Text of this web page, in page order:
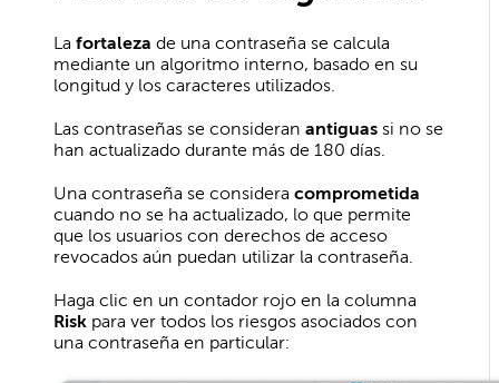
La fortaleza de una contraseña se calcula
mediante un algoritmo interno, basado en su
longitud y los caracteres utilizados.
Las contraseñas se consideran antiguas si no se
han actualizado durante más de 180 días.
Una contraseña se considera comprometida
cuando no se ha actualizado, lo que permite
que los usuarios con derechos de acceso
revocados aún puedan utilizar la contraseña.
Haga clic en un contador rojo en la columna
Risk para ver todos los riesgos asociados con
una contraseña en particular: